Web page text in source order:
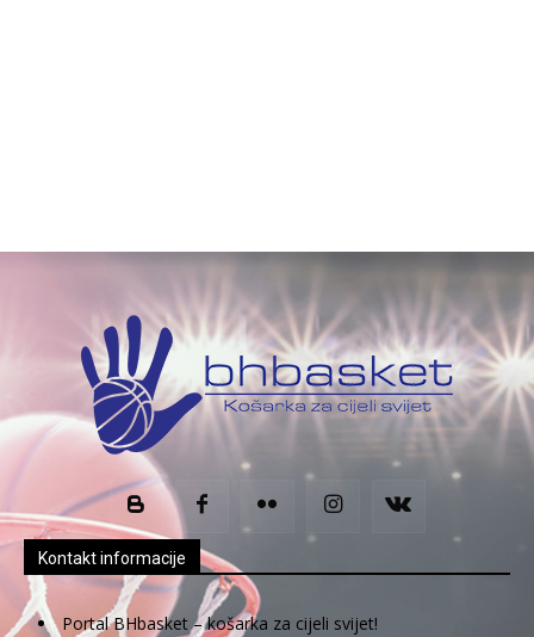
Kontakt informacije
Portal BHbasket – košarka za cijeli svijet!